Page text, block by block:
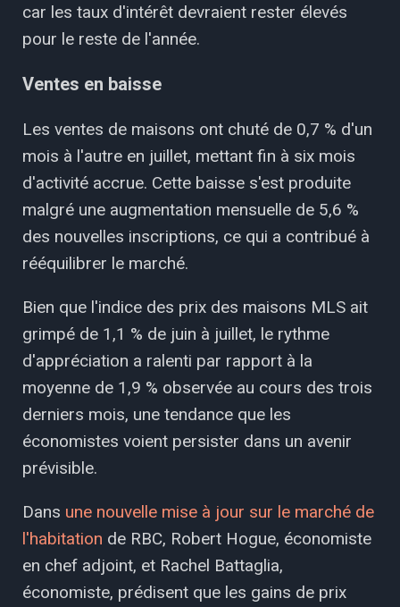
car les taux d'intérêt devraient rester élevés
pour le reste de l'année.
Ventes en baisse
Les ventes de maisons ont chuté de 0,7 % d'un
mois à l'autre en juillet, mettant fin à six mois
d'activité accrue. Cette baisse s'est produite
malgré une augmentation mensuelle de 5,6 %
des nouvelles inscriptions, ce qui a contribué à
rééquilibrer le marché.
Bien que l'indice des prix des maisons MLS ait
grimpé de 1,1 % de juin à juillet, le rythme
d'appréciation a ralenti par rapport à la
moyenne de 1,9 % observée au cours des trois
derniers mois, une tendance que les
économistes voient persister dans un avenir
prévisible.
Dans une nouvelle mise à jour sur le marché de
l'habitation de RBC, Robert Hogue, économiste
en chef adjoint, et Rachel Battaglia,
économiste, prédisent que les gains de prix